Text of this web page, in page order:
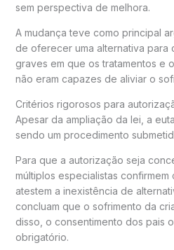
sem perspectiva de melhora.
A mudança teve como principal
de oferecer uma alternativa para
graves em que os tratamentos e
não eram capazes de aliviar o
Critérios rigorosos para
Apesar da ampliação da lei, a
sendo um procedimento
Para que a autorização seja
múltiplos especialistas confirmem
atestem a inexistência de
concluam que o sofrimento da
disso, o consentimento dos pais
obrigatório.